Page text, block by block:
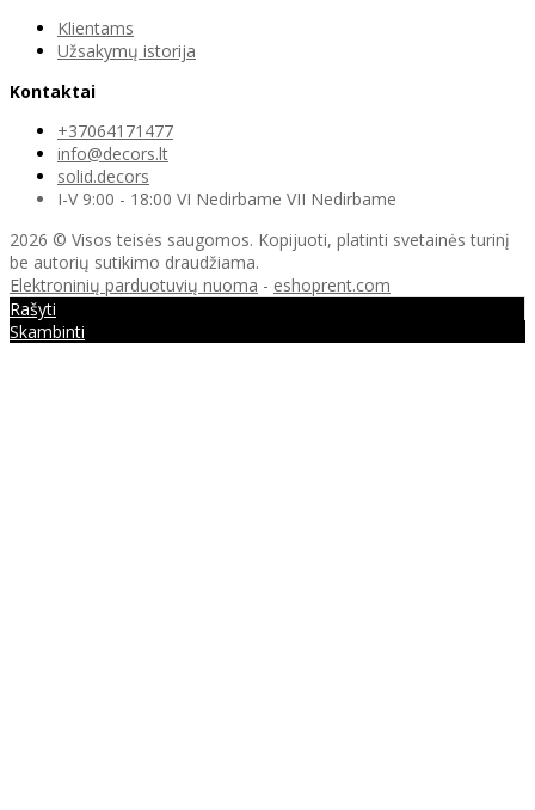
Klientams
Užsakymų istorija
Kontaktai
+37064171477
info@decors.lt
solid.decors
I-V 9:00 - 18:00 VI Nedirbame VII Nedirbame
2026 © Visos teisės saugomos. Kopijuoti, platinti svetainės turinį
be autorių sutikimo draudžiama.
Elektroninių parduotuvių nuoma - eshoprent.com
Rašyti
Skambinti